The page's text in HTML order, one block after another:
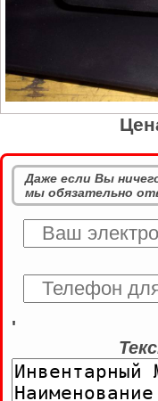
Даже если Вы
мы обязательно
'